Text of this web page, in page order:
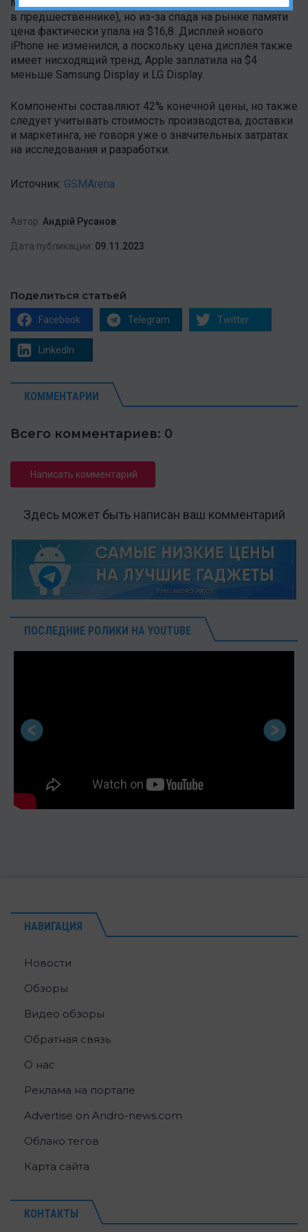
Max. Сейчас она составляет 8 ГБ (по сравнению с 6 ГБ
в предшественнике), но из-за спада на рынке памяти
цена фактически упала на $16,8. Дисплей нового
iPhone не изменился, а поскольку цена дисплея также
имеет нисходящий тренд, Apple заплатила на $4
меньше Samsung Display и LG Display.
Компоненты составляют 42% конечной цены, но также
следует учитывать стоимость производства, доставки
и маркетинга, не говоря уже о значительных затратах
на исследования и разработки.
Источник: GSMArena
Автор: Андрій Русанов
Дата публикации: 09.11.2023
Поделиться статьей
Facebook Telegram Twitter
LinkedIn
КОММЕНТАРИИ
Всего комментариев: 0
Написать комментарий
Здесь может быть написан ваш комментарий
ПОСЛЕДНИЕ РОЛИКИ НА YOUTUBE
НАВИГАЦИЯ
Новости
Обзоры
Видео обзоры
Обратная связь
О нас
Реклама на портале
Advertise on Andro-news.com
Облако тегов
Карта сайта
КОНТАКТЫ